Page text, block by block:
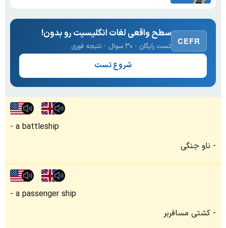
CEFR
سطح واقعی لغات انگلیسیت رو بدون!
تست رایگان · ۳۰ سوال · نتیجه فوری
شروع تست
a battleship
ناو جنگی
a passenger ship
کشتی مسافربر